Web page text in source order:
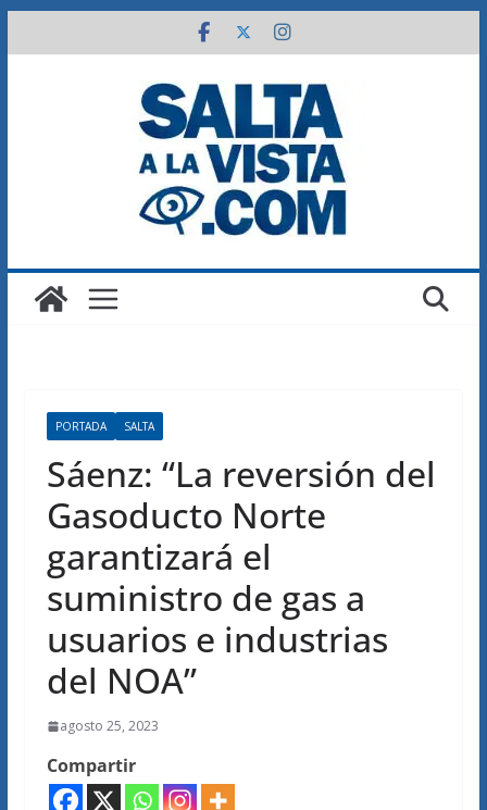
al
PORTADA SALTA
Sáenz: “La reversión del
Gasoducto Norte
garantizará el
suministro de gas a
usuarios e industrias
del NOA”
agosto 25, 2023
Compartir